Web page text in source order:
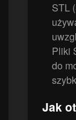
STL
Pliki
do
Jak